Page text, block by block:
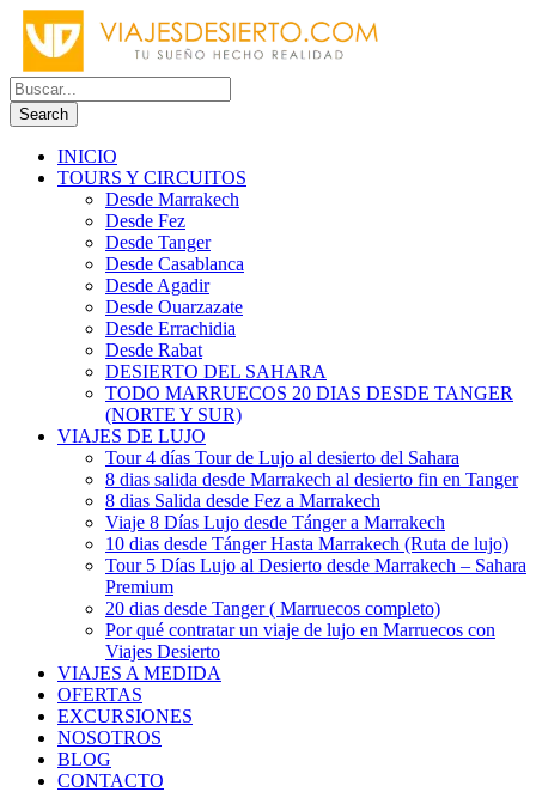
INICIO
TOURS Y CIRCUITOS
Desde Marrakech
Desde Fez
Desde Tanger
Desde Casablanca
Desde Agadir
Desde Ouarzazate
Desde Errachidia
Desde Rabat
DESIERTO DEL SAHARA
TODO MARRUECOS 20 DIAS DESDE TANGER
(NORTE Y SUR)
VIAJES DE LUJO
Tour 4 días Tour de Lujo al desierto del Sahara
8 dias salida desde Marrakech al desierto fin en Tanger
8 dias Salida desde Fez a Marrakech
Viaje 8 Días Lujo desde Tánger a Marrakech
10 dias desde Tánger Hasta Marrakech (Ruta de lujo)
Tour 5 Días Lujo al Desierto desde Marrakech – Sahara
Premium
20 dias desde Tanger ( Marruecos completo)
Por qué contratar un viaje de lujo en Marruecos con
Viajes Desierto
VIAJES A MEDIDA
OFERTAS
EXCURSIONES
NOSOTROS
BLOG
CONTACTO